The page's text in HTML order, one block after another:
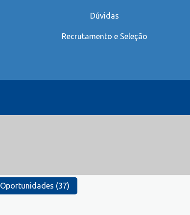
Dúvidas
Recrutamento e Seleção
Oportunidades (37)